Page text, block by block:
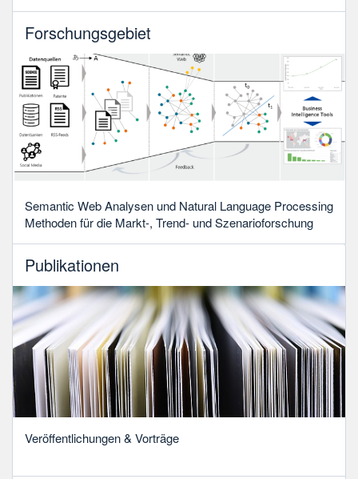
Forschungsgebiet
Semantic Web Analysen und Natural Language Processing
Methoden für die Markt-, Trend- und Szenarioforschung
Publikationen
Veröffentlichungen & Vorträge